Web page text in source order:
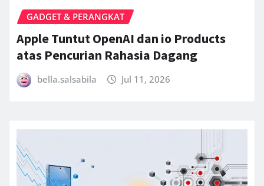
GADGET & PERANGKAT
Apple Tuntut OpenAI dan io Products
atas Pencurian Rahasia Dagang
bella.salsabila Jul 11, 2026